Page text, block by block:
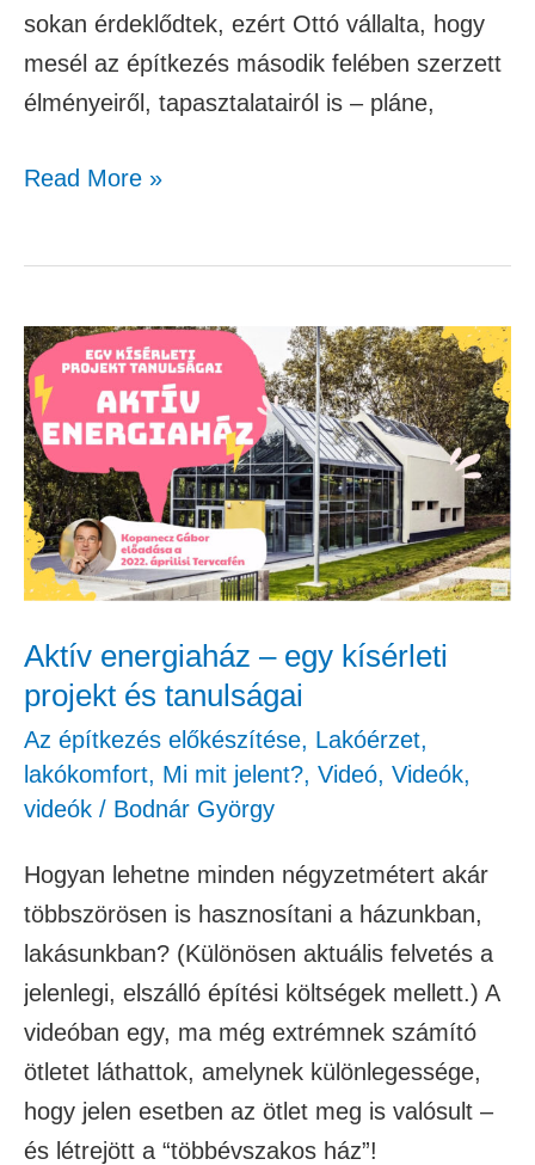
sokan érdeklődtek, ezért Ottó vállalta, hogy
mesél az építkezés második felében szerzett
élményeiről, tapasztalatairól is – pláne,
Read More »
Aktív energiaház – egy kísérleti
projekt és tanulságai
Az építkezés előkészítése, Lakóérzet,
lakókomfort, Mi mit jelent?, Videó, Videók,
videók / Bodnár György
Hogyan lehetne minden négyzetmétert akár
többszörösen is hasznosítani a házunkban,
lakásunkban? (Különösen aktuális felvetés a
jelenlegi, elszálló építési költségek mellett.) A
videóban egy, ma még extrémnek számító
ötletet láthattok, amelynek különlegessége,
hogy jelen esetben az ötlet meg is valósult –
és létrejött a “többévszakos ház”!
Aktív
energiaház
–
egy
kísérleti
projekt
és